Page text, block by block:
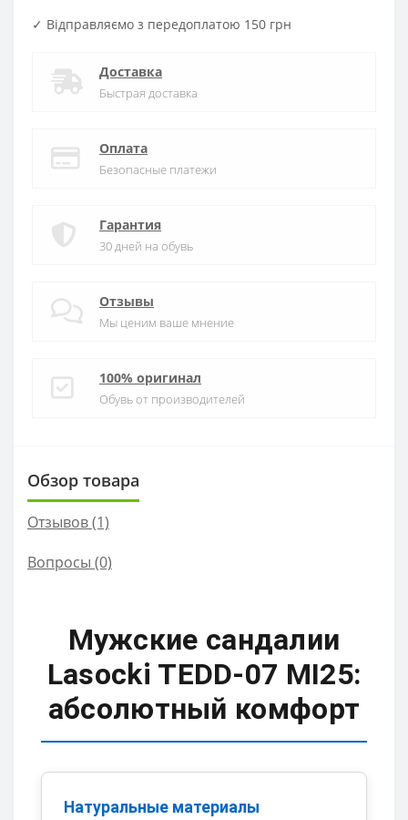
✓ Відправляємо з передоплатою 150 грн
Доставка
Быстрая доставка
Оплата
Безопасные платежи
Гарантия
30 дней на обувь
Отзывы
Мы ценим ваше мнение
100% оригинал
Обувь от производителей
Обзор товара
Отзывов (1)
Вопросы (0)
Мужские сандалии
Lasocki TEDD-07 MI25:
абсолютный комфорт
Натуральные материалы